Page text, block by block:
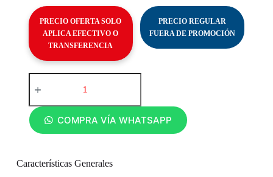
PRECIO OFERTA SOLO
APLICA EFECTIVO O
TRANSFERENCIA
PRECIO REGULAR
FUERA DE PROMOCIÓN
COMPRA VÍA WHATSAPP
Características Generales